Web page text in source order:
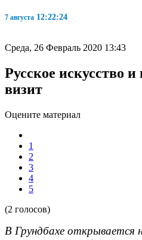
7 августа 12:22:24
Среда, 26 Февраль 2020 13:43
Русское искусство
визит
Оцените материал
1
2
3
4
5
(2 голосов)
В Грундбахе открывается